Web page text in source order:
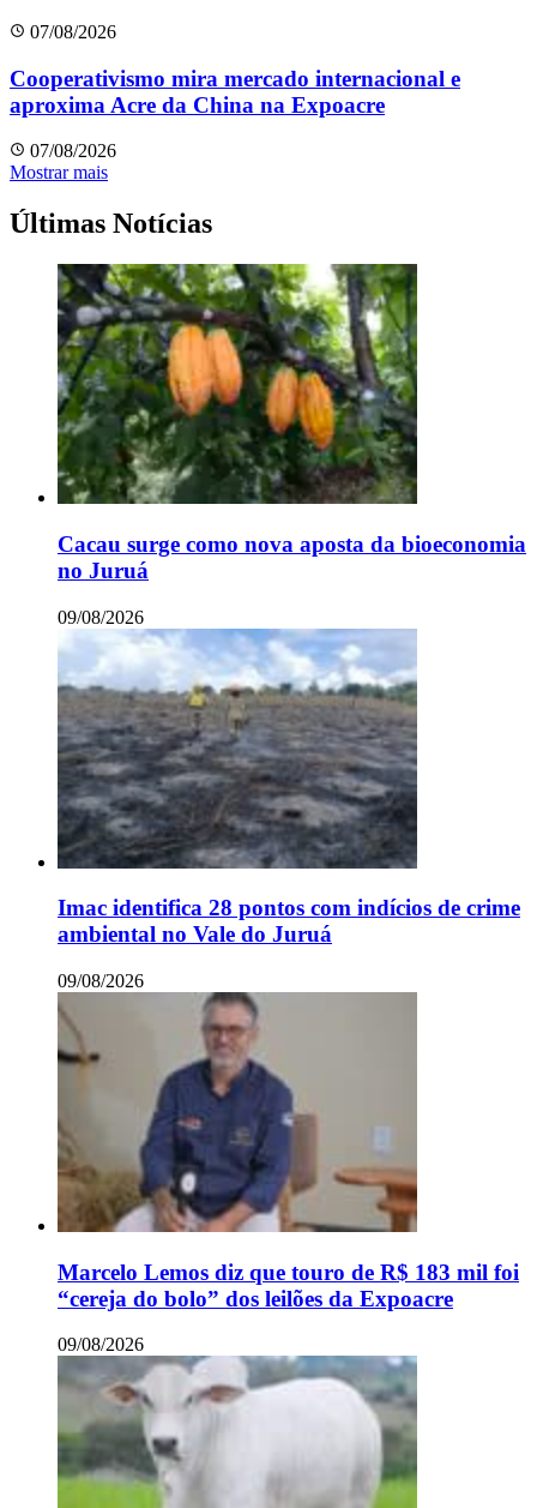
07/08/2026
Cooperativismo mira mercado internacional e
aproxima Acre da China na Expoacre
07/08/2026
Mostrar mais
Últimas Notícias
Cacau surge como nova aposta da bioeconomia
no Juruá
09/08/2026
Imac identifica 28 pontos com indícios de crime
ambiental no Vale do Juruá
09/08/2026
Marcelo Lemos diz que touro de R$ 183 mil foi
“cereja do bolo” dos leilões da Expoacre
09/08/2026